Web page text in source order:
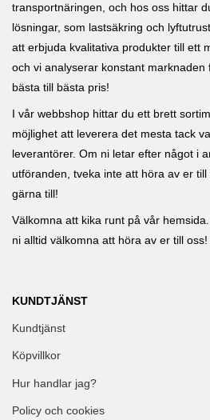
transportnäringen, och hos oss hittar
lösningar, som lastsäkring och
att erbjuda kvalitativa produkter till ett
och vi analyserar konstant
bästa till bästa pris!
I vår webbshop hittar du ett brett
möjlighet att leverera det mesta tack
leverantörer. Om ni letar efter något i
utföranden, tveka inte att höra av er till
gärna till!
Välkomna att kika runt på vår
ni alltid välkomna att höra av er till oss!
KUNDTJÄNST
Kundtjänst
Köpvillkor
Hur handlar jag?
Policy och cookies